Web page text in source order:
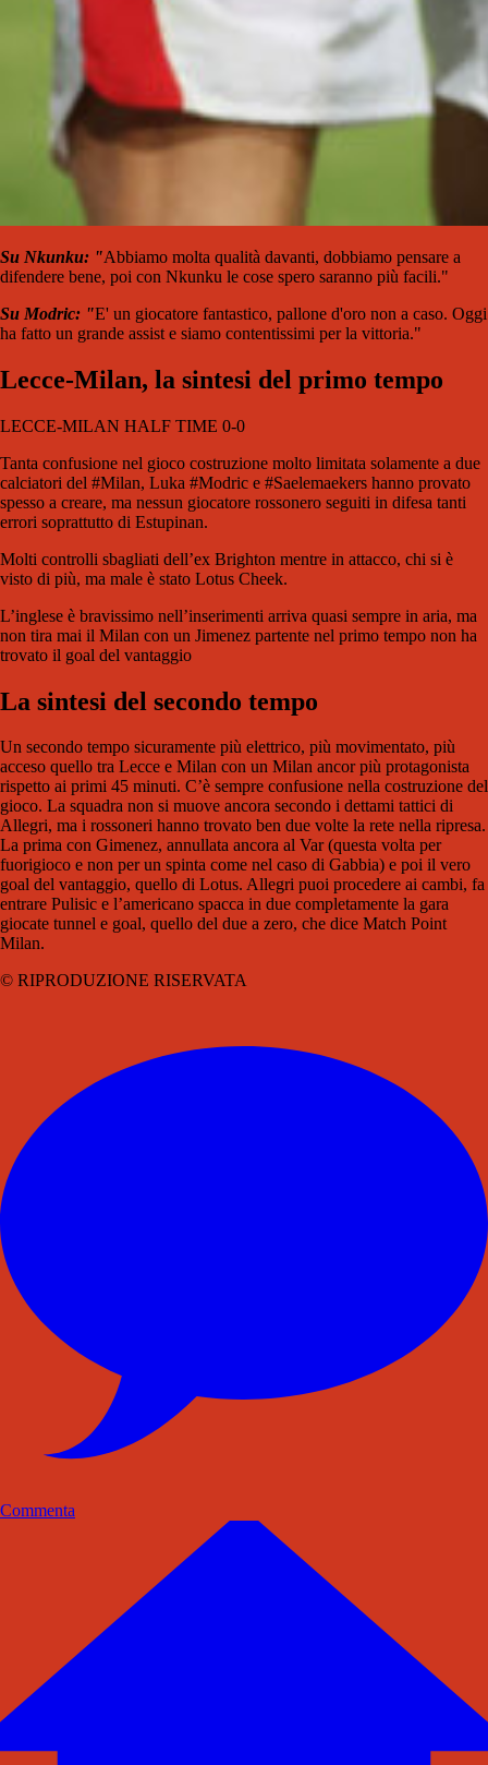
Su Nkunku: "Abbiamo molta qualità davanti, dobbiamo pensare a
difendere bene, poi con Nkunku le cose spero saranno più facili."
Su Modric: "E' un giocatore fantastico, pallone d'oro non a caso. Oggi
ha fatto un grande assist e siamo contentissimi per la vittoria."
Lecce-Milan, la sintesi del primo tempo
LECCE-MILAN HALF TIME 0-0
Tanta confusione nel gioco costruzione molto limitata solamente a due
calciatori del #Milan, Luka #Modric e #Saelemaekers hanno provato
spesso a creare, ma nessun giocatore rossonero seguiti in difesa tanti
errori soprattutto di Estupinan.
Molti controlli sbagliati dell’ex Brighton mentre in attacco, chi si è
visto di più, ma male è stato Lotus Cheek.
L’inglese è bravissimo nell’inserimenti arriva quasi sempre in aria, ma
non tira mai il Milan con un Jimenez partente nel primo tempo non ha
trovato il goal del vantaggio
La sintesi del secondo tempo
Un secondo tempo sicuramente più elettrico, più movimentato, più
acceso quello tra Lecce e Milan con un Milan ancor più protagonista
rispetto ai primi 45 minuti. C’è sempre confusione nella costruzione del
gioco. La squadra non si muove ancora secondo i dettami tattici di
Allegri, ma i rossoneri hanno trovato ben due volte la rete nella ripresa.
La prima con Gimenez, annullata ancora al Var (questa volta per
fuorigioco e non per un spinta come nel caso di Gabbia) e poi il vero
goal del vantaggio, quello di Lotus. Allegri puoi procedere ai cambi, fa
entrare Pulisic e l’americano spacca in due completamente la gara
giocate tunnel e goal, quello del due a zero, che dice Match Point
Milan.
© RIPRODUZIONE RISERVATA
Commenta